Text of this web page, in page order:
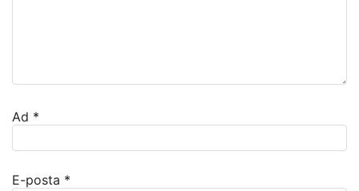
Ad *
E-posta *